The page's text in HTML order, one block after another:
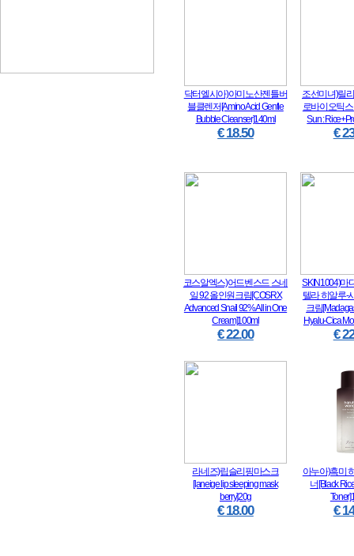
닥터엘시아)아미노산젠틀버
블클렌저[Amino Acid Gentle
Bubble Cleanser]140ml
€ 18.50
조선미녀)릴
로바이오틱스
Sun :
€
코스알엑스)어드벤스드 스네
일 92 올인원크림[COSRX
Advanced Snail 92% All in One
Cream]100ml
€ 22.00
SKIN1004)마
텔라 히알루-
크림
Hyalu-Cica
€
라네즈)립슬리핑마스크
[laneige lip sleeping mask
berry]20g
€ 18.00
아누아)흑미
너[Black
€